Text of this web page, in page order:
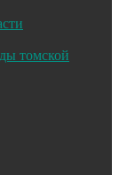
томской